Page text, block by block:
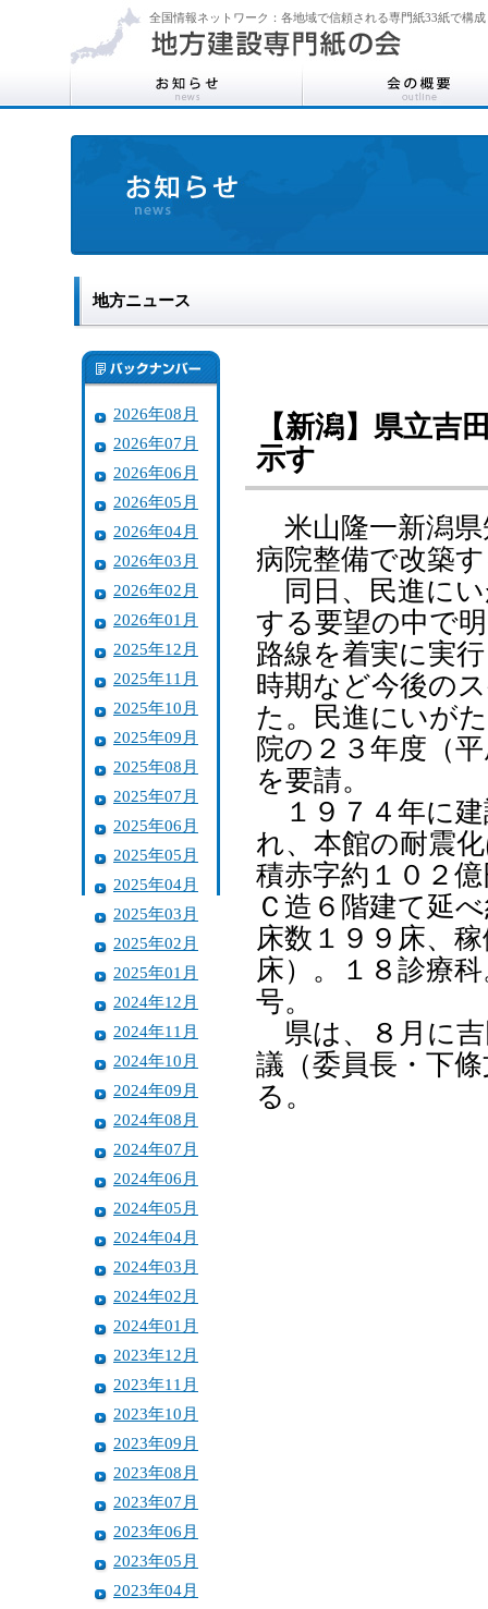
全国情報ネットワーク：各地域で信頼される専門紙33紙で構成
地方ニュース
2026年08月
2026年07月
2026年06月
2026年05月
2026年04月
2026年03月
2026年02月
2026年01月
2025年12月
2025年11月
2025年10月
2025年09月
2025年08月
2025年07月
2025年06月
2025年05月
2025年04月
2025年03月
2025年02月
2025年01月
2024年12月
2024年11月
2024年10月
2024年09月
2024年08月
2024年07月
2024年06月
2024年05月
2024年04月
2024年03月
2024年02月
2024年01月
2023年12月
2023年11月
2023年10月
2023年09月
2023年08月
2023年07月
2023年06月
2023年05月
2023年04月
【新潟】県立吉
示す
米山隆一新潟県
病院整備で改築
同日、民進にい
する要望の中で
路線を着実に実
時期など今後の
た。民進にいが
院の２３年度（
を要請。
１９７４年に建
れ、本館の耐震
積赤字約１０２
Ｃ造６階建て延
床数１９９床、
床）。１８診療
号。
県は、８月に吉
議（委員長・下
る。